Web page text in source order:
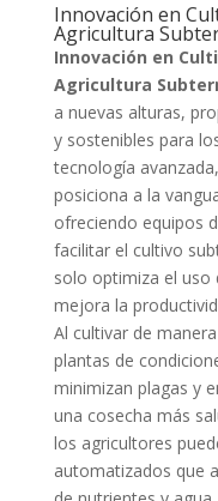
Innovación en
Agricultura
Innovación en
Agricultura
a nuevas alturas,
y sostenibles para
tecnología avanzada,
posiciona a la
ofreciendo equipos
facilitar el cultivo
solo optimiza el uso
mejora la
Al cultivar de
plantas de
minimizan plagas y
una cosecha más
los agricultores
automatizados que